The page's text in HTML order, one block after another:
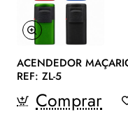
ACENDEDOR
REF: ZL-5
Comprar